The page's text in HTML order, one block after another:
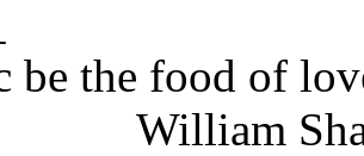
be the food of